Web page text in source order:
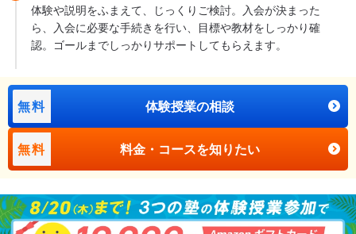
体験や説明をふまえて、じっくりご検討。入会が決まった
ら、入会に必要な手続きを行い、目標や教材をしっかり確
認。ゴールまでしっかりサポートしてもらえます。
無料 体験授業の相談
無料 料金・コースを知りたい